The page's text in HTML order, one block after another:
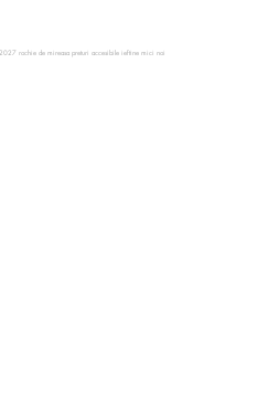
rochie de mireasa preturi accesibile ieftine mici noi